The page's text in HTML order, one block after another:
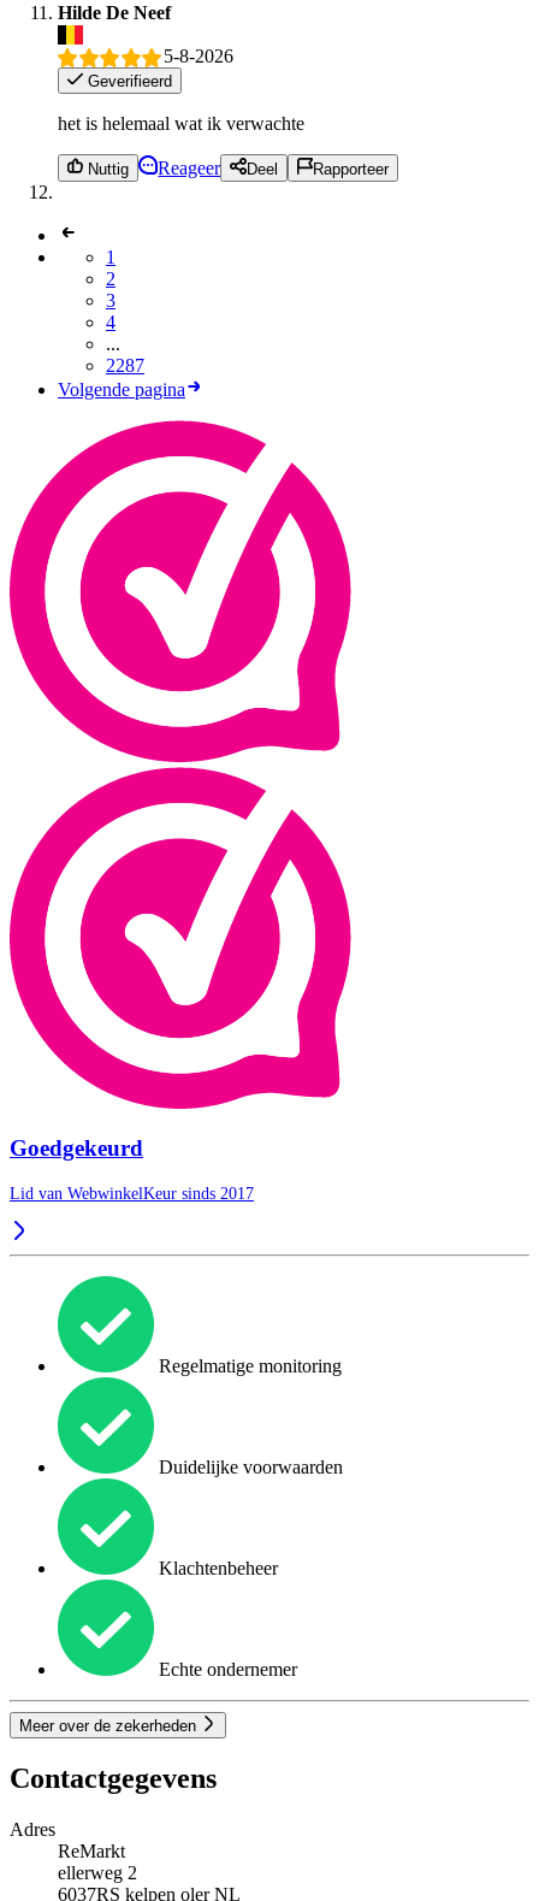
Hilde De Neef
5-8-2026
Geverifieerd
het is helemaal wat ik verwachte
Nuttig Reageer Deel Rapporteer
1
2
3
4
...
2287
Volgende pagina
Goedgekeurd
Lid van WebwinkelKeur sinds 2017
Regelmatige monitoring
Duidelijke voorwaarden
Klachtenbeheer
Echte ondernemer
Meer over de zekerheden
Contactgegevens
Adres
ReMarkt
ellerweg 2
6037RS kelpen olerNL